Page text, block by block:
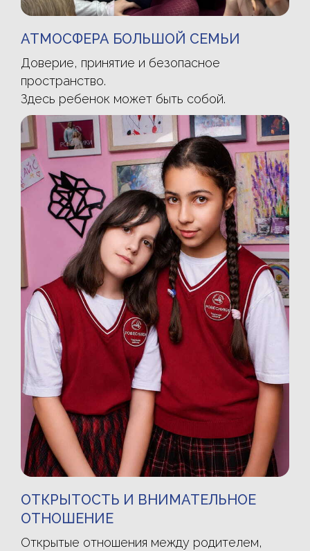
АТМОСФЕРА БОЛЬШОЙ СЕМЬИ
Доверие, принятие и безопасное
пространство.
Здесь ребенок может быть собой.
ОТКРЫТОСТЬ И ВНИМАТЕЛЬНОЕ
ОТНОШЕНИЕ
Открытые отношения между родителем,